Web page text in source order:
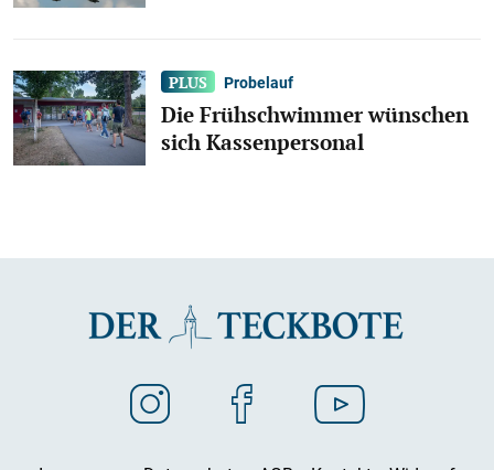
Probelauf
Die Frühschwimmer wünschen
sich Kassenpersonal